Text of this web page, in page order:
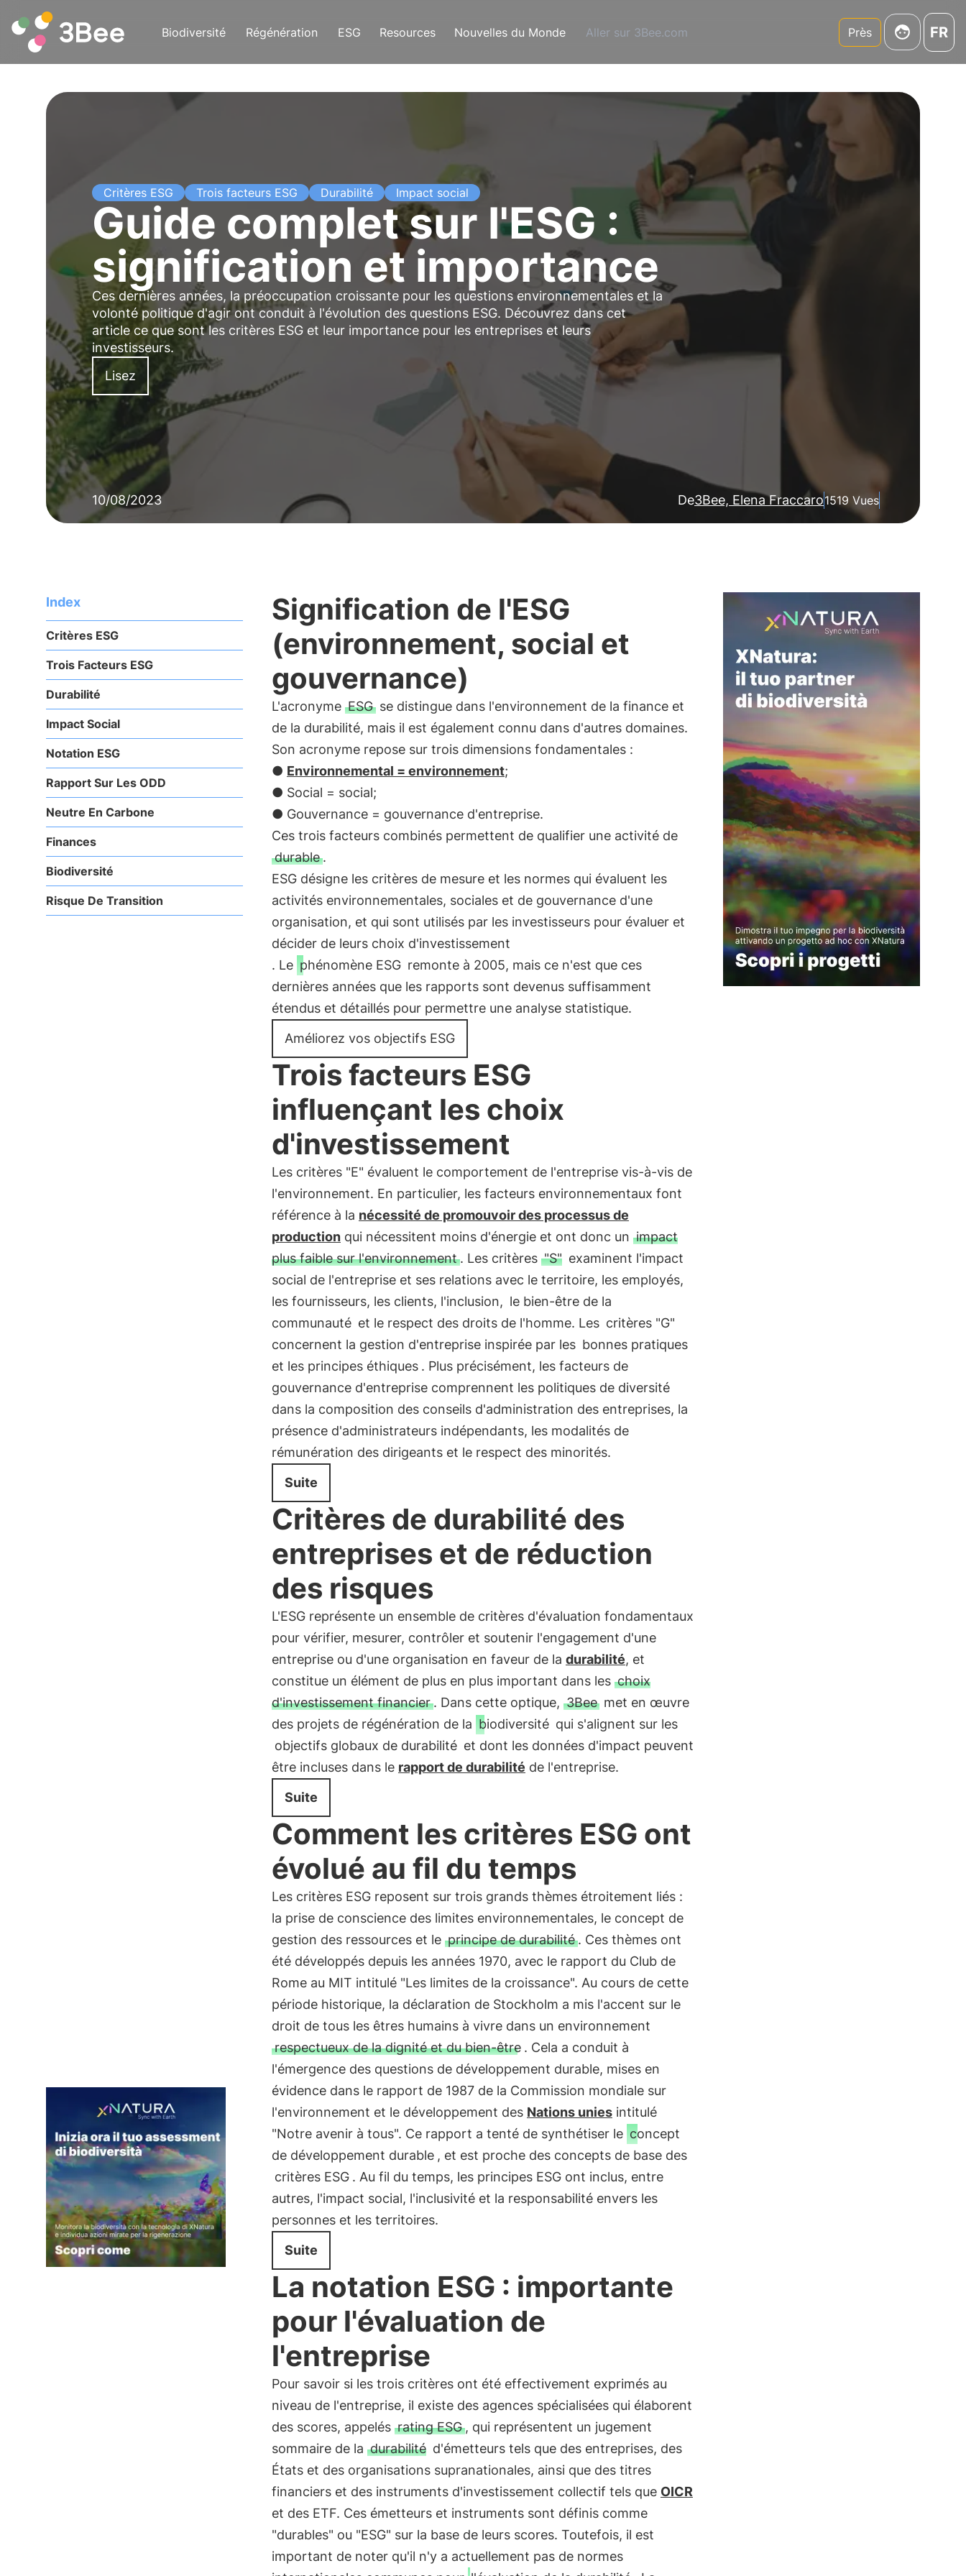
Biodiversité Régénération ESG Resources Nouvelles du Monde Aller sur 3Bee.com Près FR
Critères ESG Trois facteurs ESG Durabilité Impact social
Guide complet sur l'ESG :
signification et importance
Ces dernières années, la préoccupation croissante pour les questions environnementales et la
volonté politique d'agir ont conduit à l'évolution des questions ESG. Découvrez dans cet
article ce que sont les critères ESG et leur importance pour les entreprises et leurs
investisseurs.
Lisez
10/08/2023 De3Bee, Elena Fraccaro1519 Vues
Index
Critères ESG
Trois Facteurs ESG
Durabilité
Impact Social
Notation ESG
Rapport Sur Les ODD
Neutre En Carbone
Finances
Biodiversité
Risque De Transition
Signification de l'ESG
(environnement, social et
gouvernance)
L'acronyme ESGse distingue dans l'environnement de la finance et
de la durabilité, mais il est également connu dans d'autres domaines.
Son acronyme repose sur trois dimensions fondamentales :
● Environnemental = environnement;
● Social = social;
● Gouvernance = gouvernance d'entreprise.
Ces trois facteurs combinés permettent de qualifier une activité de
durable.
ESG désigne les critères de mesure et les normes qui évaluent les
activités environnementales, sociales et de gouvernance d'une
organisation, et qui sont utilisés par les investisseurs pour évaluer et
décider de leurs choix d'investissement
. Le phénomène ESG remonte à 2005, mais ce n'est que ces
dernières années que les rapports sont devenus suffisamment
étendus et détaillés pour permettre une analyse statistique.
Améliorez vos objectifs ESG
Trois facteurs ESG
influençant les choix
d'investissement
Les critères "E" évaluent le comportement de l'entreprise vis-à-vis de
l'environnement. En particulier, les facteurs environnementaux font
référence à la nécessité de promouvoir des processus de
productionqui nécessitent moins d'énergie et ont donc un impact
plus faible sur l'environnement. Les critères "S" examinent l'impact
social de l'entreprise et ses relations avec le territoire, les employés,
les fournisseurs, les clients, l'inclusion, le bien-être de la
communauté et le respect des droits de l'homme. Les critères "G"
concernent la gestion d'entreprise inspirée par les bonnes pratiques
et les principes éthiques . Plus précisément, les facteurs de
gouvernance d'entreprise comprennent les politiques de diversité
dans la composition des conseils d'administration des entreprises, la
présence d'administrateurs indépendants, les modalités de
rémunération des dirigeants et le respect des minorités.
Suite
Critères de durabilité des
entreprises et de réduction
des risques
L'ESG représente un ensemble de critères d'évaluation fondamentaux
pour vérifier, mesurer, contrôler et soutenir l'engagement d'une
entreprise ou d'une organisation en faveur de la durabilité, et
constitue un élément de plus en plus important dans les choix
d'investissement financier. Dans cette optique, 3Bee met en œuvre
des projets de régénération de la biodiversité qui s'alignent sur les
objectifs globaux de durabilité et dont les données d'impact peuvent
être incluses dans le rapport de durabilité de l'entreprise.
Suite
Comment les critères ESG ont
évolué au fil du temps
Les critères ESG reposent sur trois grands thèmes étroitement liés :
la prise de conscience des limites environnementales, le concept de
gestion des ressources et le principe de durabilité. Ces thèmes ont
été développés depuis les années 1970, avec le rapport du Club de
Rome au MIT intitulé "Les limites de la croissance". Au cours de cette
période historique, la déclaration de Stockholm a mis l'accent sur le
droit de tous les êtres humains à vivre dans un environnement
respectueux de la dignité et du bien-être . Cela a conduit à
l'émergence des questions de développement durable, mises en
évidence dans le rapport de 1987 de la Commission mondiale sur
l'environnement et le développement des Nations uniesintitulé
"Notre avenir à tous". Ce rapport a tenté de synthétiser le concept
de développement durable , et est proche des concepts de base des
critères ESG . Au fil du temps, les principes ESG ont inclus, entre
autres, l'impact social, l'inclusivité et la responsabilité envers les
personnes et les territoires.
Suite
La notation ESG : importante
pour l'évaluation de
l'entreprise
Pour savoir si les trois critères ont été effectivement exprimés au
niveau de l'entreprise, il existe des agences spécialisées qui élaborent
des scores, appelés rating ESG, qui représentent un jugement
sommaire de la durabilité d'émetteurs tels que des entreprises, des
États et des organisations supranationales, ainsi que des titres
financiers et des instruments d'investissement collectif tels que OICR
et des ETF. Ces émetteurs et instruments sont définis comme
"durables" ou "ESG" sur la base de leurs scores. Toutefois, il est
important de noter qu'il n'y a actuellement pas de normes